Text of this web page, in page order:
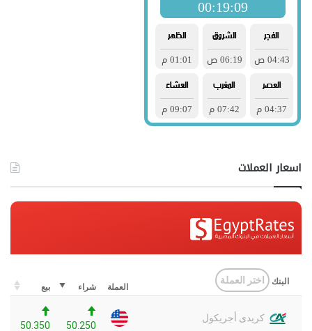
اسعار العملات